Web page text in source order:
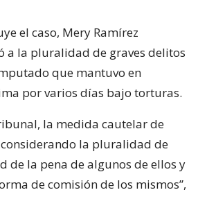
el caso, Mery Ramírez
a la pluralidad de graves delitos
que mantuvo en
por varios días bajo torturas.
la medida cautelar de
la pluralidad de
de la pena de algunos de ellos y
de comisión de los mismos”,